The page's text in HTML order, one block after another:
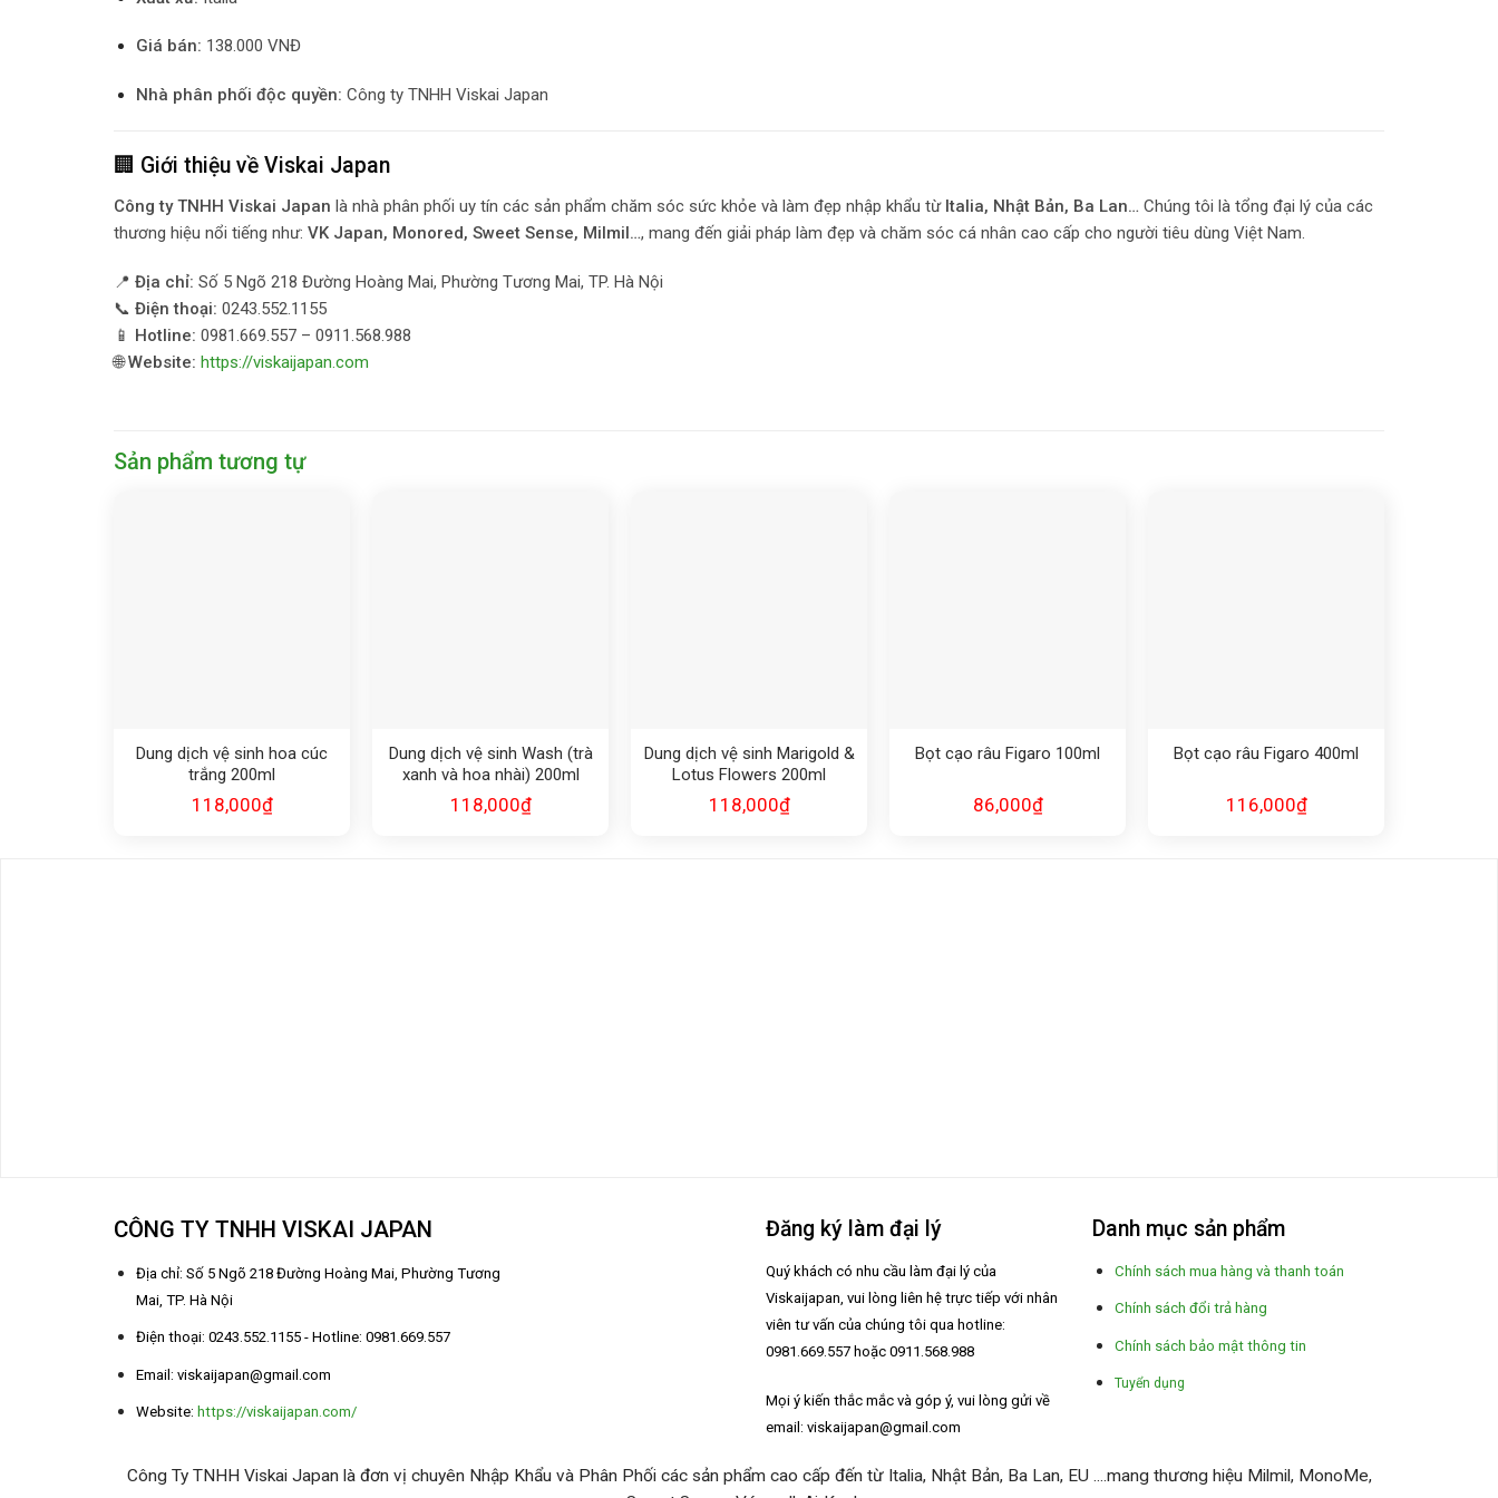
Giá bán: 138.000 VNĐ
Nhà phân phối độc quyền: Công ty TNHH Viskai Japan
🏢 Giới thiệu về Viskai Japan
Công ty TNHH Viskai Japan là nhà phân phối uy tín các sản phẩm chăm sóc sức khỏe và làm đẹp nhập khẩu từ Italia, Nhật Bản, Ba Lan… Chúng tôi là tổng đại lý của các
thương hiệu nổi tiếng như: VK Japan, Monored, Sweet Sense, Milmil…, mang đến giải pháp làm đẹp và chăm sóc cá nhân cao cấp cho người tiêu dùng Việt Nam.
📍 Địa chỉ: Số 5 Ngõ 218 Đường Hoàng Mai, Phường Tương Mai, TP. Hà Nội
📞 Điện thoại: 0243.552.1155
📱 Hotline: 0981.669.557 – 0911.568.988
🌐Website: https://viskaijapan.com
Sản phẩm tương tự
Dung dịch vệ sinh hoa cúc
trắng 200ml
118,000₫
Dung dịch vệ sinh Wash (trà
xanh và hoa nhài) 200ml
118,000₫
Dung dịch vệ sinh Marigold &
Lotus Flowers 200ml
118,000₫
Bọt cạo râu Figaro 100ml
86,000₫
Bọt cạo râu Figaro 400ml
116,000₫
CÔNG TY TNHH VISKAI JAPAN
Địa chỉ: Số 5 Ngõ 218 Đường Hoàng Mai, Phường Tương
Mai, TP. Hà Nội
Điện thoại: 0243.552.1155 - Hotline: 0981.669.557
Email: viskaijapan@gmail.com
Website: https://viskaijapan.com/
Đăng ký làm đại lý
Quý khách có nhu cầu làm đại lý của
Viskaijapan, vui lòng liên hệ trực tiếp với nhân
viên tư vấn của chúng tôi qua hotline:
0981.669.557 hoặc 0911.568.988
Mọi ý kiến thắc mắc và góp ý, vui lòng gửi về
email: viskaijapan@gmail.com
Danh mục sản phẩm
Chính sách mua hàng và thanh toán
Chính sách đổi trả hàng
Chính sách bảo mật thông tin
Tuyển dụng
Công Ty TNHH Viskai Japan là đơn vị chuyên Nhập Khẩu và Phân Phối các sản phẩm cao cấp đến từ Italia, Nhật Bản, Ba Lan, EU ....mang thương hiệu Milmil, MonoMe,